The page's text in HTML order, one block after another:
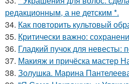
редакционным, а не детским *.
34. Как повторить культовый
35. Критически важно:
36. Гладкий пучок для невесты:
37. Макияж и причёска мастер
38. Золушка. Марина